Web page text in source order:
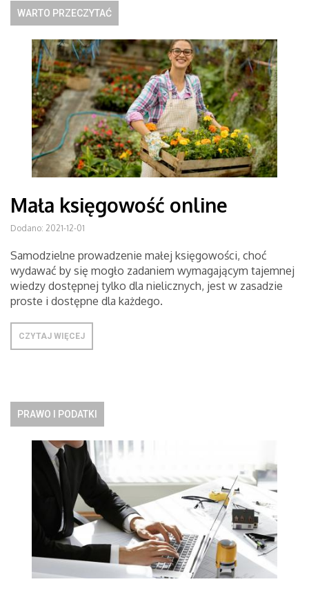
WARTO PRZECZYTAĆ
Mała księgowość online
Dodano: 2021-12-01
Samodzielne prowadzenie małej księgowości, choć
wydawać by się mogło zadaniem wymagającym tajemnej
wiedzy dostępnej tylko dla nielicznych, jest w zasadzie
proste i dostępne dla każdego.
CZYTAJ WIĘCEJ
PRAWO I PODATKI